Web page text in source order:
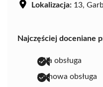
Lokalizacja: 13,
Najczęściej doceniane
miła obsługa
fachowa obsługa